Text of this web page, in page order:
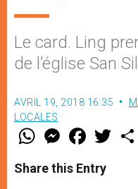
Le card. Ling
de l’église San
AVRIL 19, 2018 16:35
LOCALES
W
t
s
M
e
s
e
F
a
e
b
w
Share this Entry